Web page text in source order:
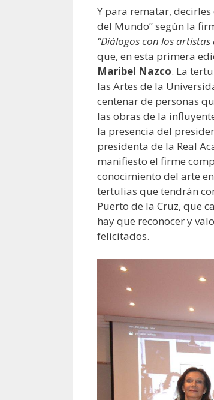
Y para rematar,
del Mundo” según la
“Diálogos con los artistas
que, en esta primera
Maribel Nazco. La
las Artes de la
centenar de personas
las obras de la
la presencia del
presidenta de la Real
manifiesto el firme
conocimiento del arte
tertulias que tendrán
Puerto de la Cruz, que
hay que reconocer y
felicitados.